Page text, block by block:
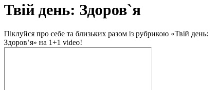
Твій день: Здоров`я
Піклуйся про себе та близьких разом із рубрикою «Твій день:
Здоров’я» на 1+1 video!